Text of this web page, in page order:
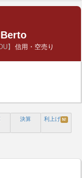
Berto
】 信用・空売り
決算 利上げ N!